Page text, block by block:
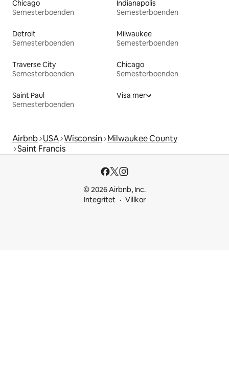
Chicago
Semesterboenden
Indianapolis
Semesterboenden
Detroit
Semesterboenden
Milwaukee
Semesterboenden
Traverse City
Semesterboenden
Chicago
Semesterboenden
Saint Paul
Semesterboenden
Visa mer
Airbnb USA Wisconsin Milwaukee County
Saint Francis
© 2026 Airbnb, Inc.
Integritet
Villkor